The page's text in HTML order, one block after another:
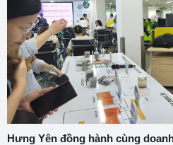
Hưng Yên đồng hành cùng